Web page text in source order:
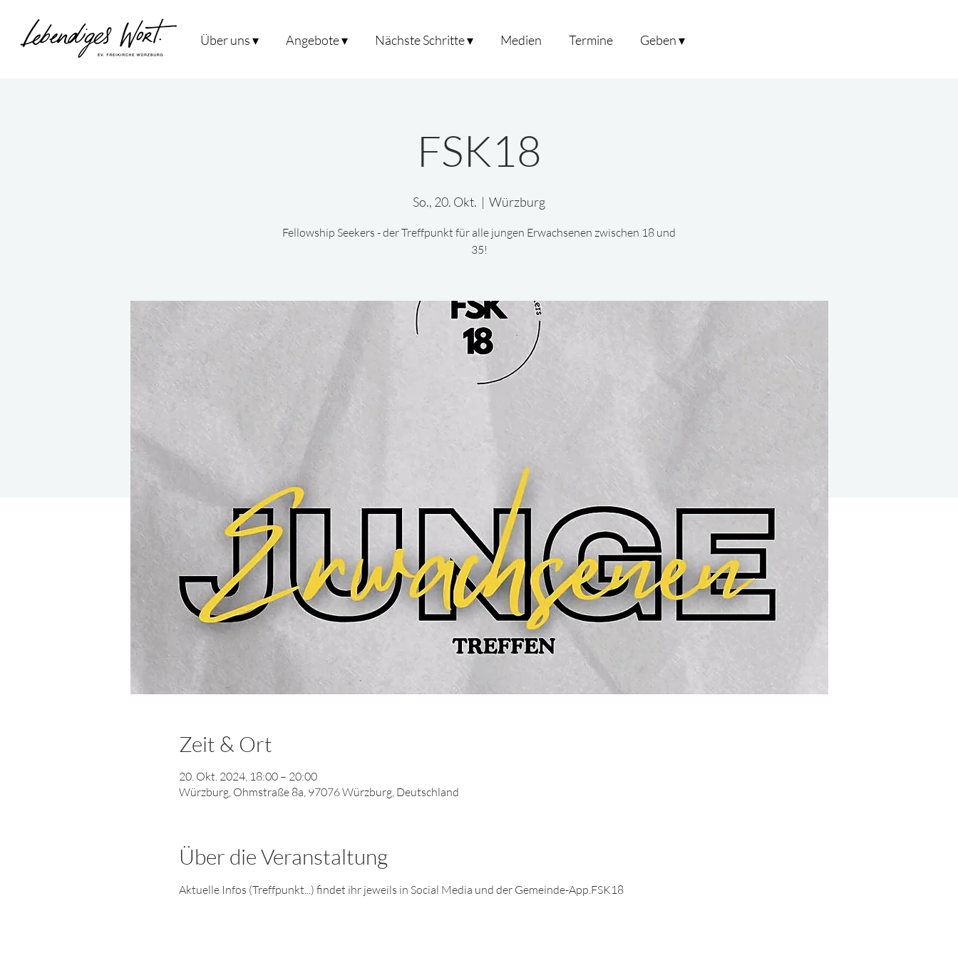
Über uns ▾ Angebote ▾ Nächste Schritte ▾ Medien Termine Geben ▾
FSK18
So., 20. Okt.
  |
Würzburg
Fellowship Seekers - der Treffpunkt für alle jungen Erwachsenen zwischen 18 und
35!
Zeit & Ort
20. Okt. 2024, 18:00 – 20:00
Würzburg, Ohmstraße 8a, 97076 Würzburg, Deutschland
Über die Veranstaltung
Aktuelle Infos (Treffpunkt...) findet ihr jeweils in Social Media und der Gemeinde-App.FSK18